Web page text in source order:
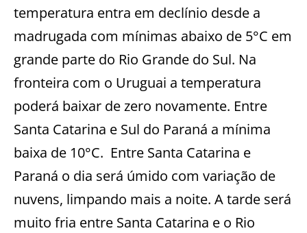
temperatura entra em declínio desde a
madrugada com mínimas abaixo de 5°C em
grande parte do Rio Grande do Sul. Na
fronteira com o Uruguai a temperatura
poderá baixar de zero novamente. Entre
Santa Catarina e Sul do Paraná a mínima
baixa de 10°C. Entre Santa Catarina e
Paraná o dia será úmido com variação de
nuvens, limpando mais a noite. A tarde será
muito fria entre Santa Catarina e o Rio